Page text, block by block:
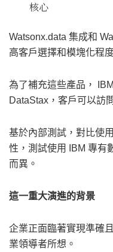
核心
Watsonx.data 集成和
高客戶選擇和模塊化程
為了補充這些產品， IBM
DataStax，客戶可以訪
基於內部測試，對比使用
性，測試使用 IBM 專有
而異。
這一重大演進的背景
企業正面臨著實現準確
業領導者所想。